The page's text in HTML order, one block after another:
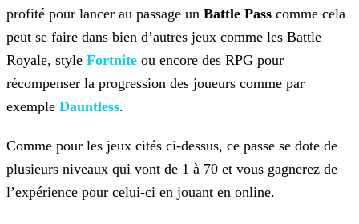
profité pour lancer au passage un Battle Pass comme cela
peut se faire dans bien d’autres jeux comme les Battle
Royale, style Fortnite ou encore des RPG pour
récompenser la progression des joueurs comme par
exemple Dauntless.
Comme pour les jeux cités ci-dessus, ce passe se dote de
plusieurs niveaux qui vont de 1 à 70 et vous gagnerez de
l’expérience pour celui-ci en jouant en online.